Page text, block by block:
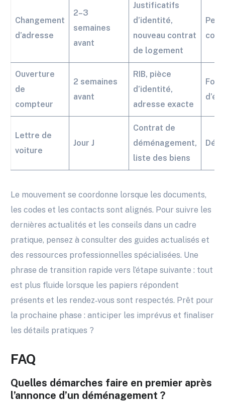
Changement
d’adresse
2–3
semaines
avant
Justificatifs
d’identité,
nouveau contrat
de logement
Ouverture
de
compteur
2 semaines
avant
RIB, pièce
d’identité,
adresse exacte
Lettre de
voiture
Jour J
Contrat de
déménagement,
liste des biens
Le mouvement se coordonne lorsque les documents,
les codes et les contacts sont alignés. Pour suivre les
dernières actualités et les conseils dans un cadre
pratique, pensez à consulter des guides actualisés et
des ressources professionnelles spécialisées. Une
phrase de transition rapide vers l’étape suivante : tout
est plus fluide lorsque les papiers répondent
présents et les rendez‑vous sont respectés. Prêt pour
la prochaine phase : anticiper les imprévus et finaliser
les détails pratiques ?
FAQ
Quelles démarches faire en premier après
l’annonce d’un déménagement ?